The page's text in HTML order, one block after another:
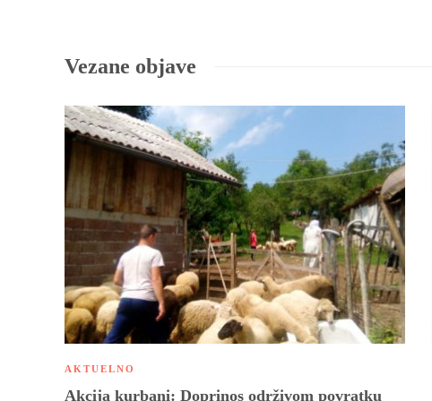
Vezane objave
AKTUELNO
Akcija kurbani: Doprinos održivom povratku